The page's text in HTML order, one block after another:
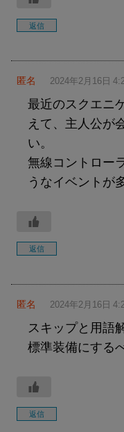
返信
匿名 2024年2月16日
最近のスクエニ
えて、主人公が
い。
無線コントロー
うなイベントが
返信
匿名 2024年2月16日
スキップと用語
標準装備にする
返信